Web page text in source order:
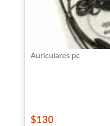
Auriculares pc
$130